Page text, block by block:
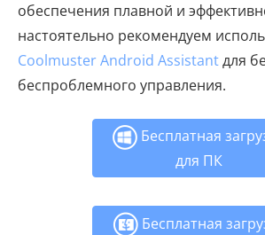
обеспечения плавной и
настоятельно рекомендуем
Coolmuster Android Assistantдля
беспроблемного управления.
Бесплатная
для ПК
Бесплатная